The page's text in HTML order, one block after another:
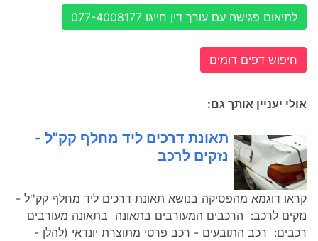
לתיאום פגישה עם עורך דין חייגו 077-4008177
חיפוש דפים דומים
אולי יעניין אותך גם:
תאונת דרכים ליד מחלף קק"ל -
נזקים לרכב
קראו דוגמא מהפסיקה בנושא תאונת דרכים ליד מחלף קק''ל -
נזקים לרכב: הרכבים המעורבים בתאונה בתאונה מעורבים
רכבים: רכב התובעים - רכב פרטי מתוצרת יונדאי (להלן -